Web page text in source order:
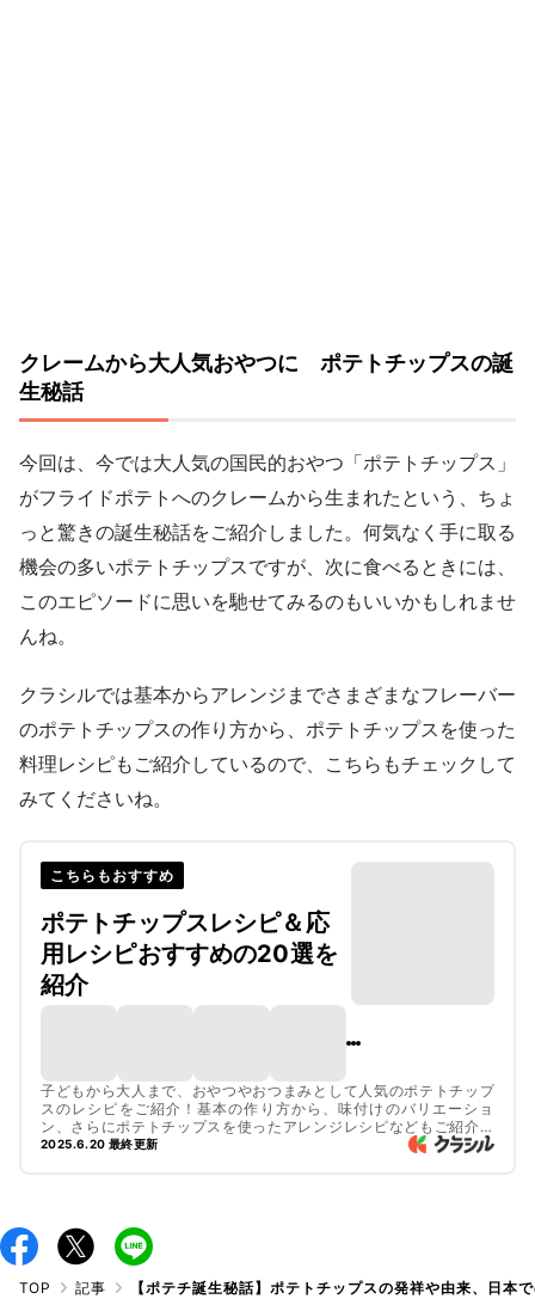
クレームから大人気おやつに ポテトチップスの誕
生秘話
今回は、今では大人気の国民的おやつ「ポテトチップス」
がフライドポテトへのクレームから生まれたという、ちょ
っと驚きの誕生秘話をご紹介しました。何気なく手に取る
機会の多いポテトチップスですが、次に食べるときには、
このエピソードに思いを馳せてみるのもいいかもしれませ
んね。
クラシルでは基本からアレンジまでさまざまなフレーバー
のポテトチップスの作り方から、ポテトチップスを使った
料理レシピもご紹介しているので、こちらもチェックして
みてくださいね。
こちらもおすすめ
ポテトチップスレシピ＆応
用レシピおすすめの20選を
紹介
子どもから大人まで、おやつやおつまみとして人気のポテトチップ
スのレシピをご紹介！基本の作り方から、味付けのバリエーショ
ン、さらにポテトチップスを使ったアレンジレシピなどもご紹介し
ているので、ぜひチェックしてみてくださいね。
2025.6.20 最終更新
TOP 記事 【ポテチ誕生秘話】ポテトチップスの発祥や由来、日本